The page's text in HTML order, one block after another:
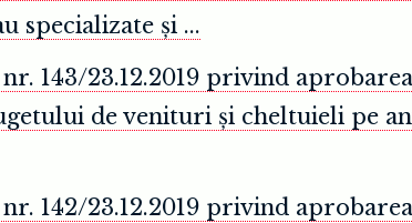
specializate și ...
143/23.12.2019 privind
de venituri și cheltuieli pe
142/23.12.2019 privind